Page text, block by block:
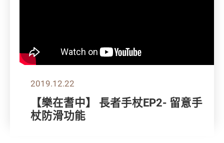
2019.12.22
【樂在耆中】 長者手杖EP2- 留意手
杖防滑功能